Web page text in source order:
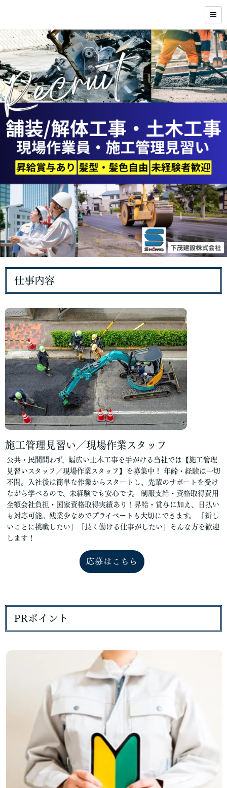
仕事内容
施工管理見習い／現場作業スタッフ
公共・民間問わず、幅広い土木工事を手がける当社では【施工管理
見習いスタッフ／現場作業スタッフ】を募集中！ 年齢・経験は一切
不問。入社後は簡単な作業からスタートし、先輩のサポートを受け
ながら学べるので、未経験でも安心です。 制服支給・資格取得費用
全額会社負担・国家資格取得実績あり！昇給・賞与に加え、日払い
も対応可能。残業少なめでプライベートも大切にできます。 「新し
いことに挑戦したい」「長く働ける仕事がしたい」そんな方を歓迎
します！
応募はこちら
PRポイント